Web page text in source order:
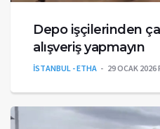
Depo işçilerinden
alışveriş yapmayın
İSTANBUL - ETHA 29 OCAK 2026